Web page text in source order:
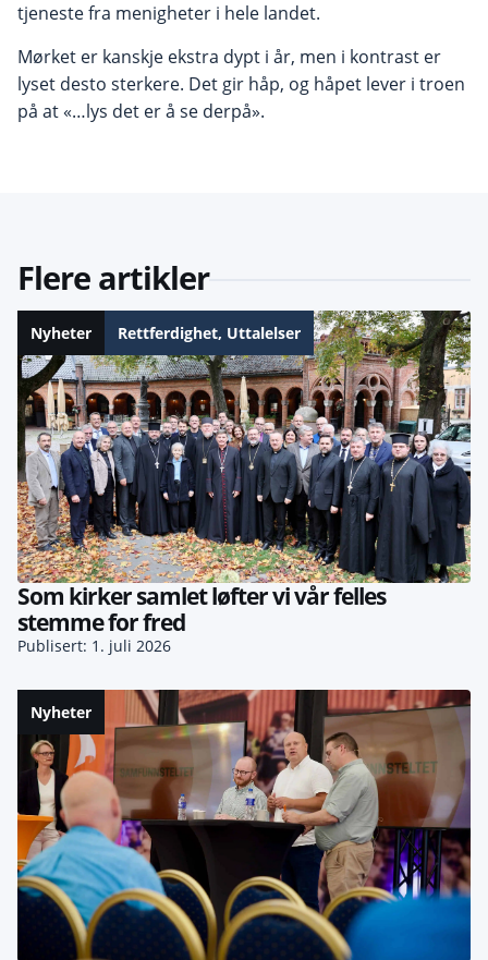
tjeneste fra menigheter i hele landet.
Mørket er kanskje ekstra dypt i år, men i kontrast er
lyset desto sterkere. Det gir håp, og håpet lever i troen
på at «…lys det er å se derpå».
Flere artikler
Nyheter Rettferdighet, Uttalelser
Som kirker samlet løfter vi vår felles
stemme for fred
Publisert: 1. juli 2026
Nyheter